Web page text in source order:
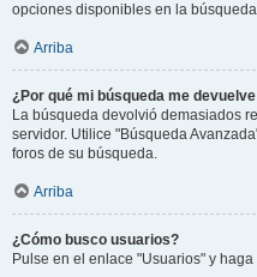
opciones disponibles en la
Arriba
¿Por qué mi búsqueda me
La búsqueda devolvió demasiados
servidor. Utilice "Búsqueda
foros de su búsqueda.
Arriba
¿Cómo busco usuarios?
Pulse en el enlace "Usuarios" y